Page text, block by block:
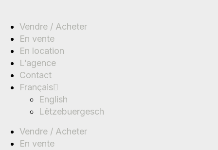
Vendre / Acheter
En vente
En location
L’agence
Contact
Français
English
Lëtzebuergesch
Vendre / Acheter
En vente